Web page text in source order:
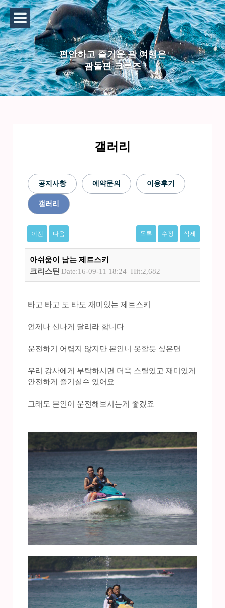
편안하고 즐거운 괌 여행은
괌돌핀 크루즈
갤러리
공지사항 예약문의 이용후기
갤러리
이전 다음 목록 수정 삭제
아쉬움이 남는 제트스키
크리스틴 Date:16-09-11 18:24 Hit:2,682
타고 타고 또 타도 재미있는 제트스키
언제나 신나게 달리라 합니다
운전하기 어렵지 않지만 본인니 못할듯 싶은면
우리 강사에게 부탁하시면 더욱 스릴있고 재미있게
안전하게 즐기실수 있어요
그래도 본인이 운전해보시는게 좋겠죠